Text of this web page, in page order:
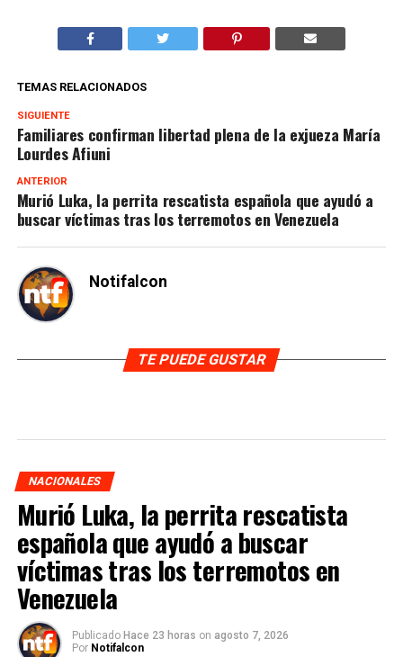
TEMAS RELACIONADOS
SIGUIENTE
Familiares confirman libertad plena de la exjueza María
Lourdes Afiuni
ANTERIOR
Murió Luka, la perrita rescatista española que ayudó a
buscar víctimas tras los terremotos en Venezuela
Notifalcon
TE PUEDE GUSTAR
NACIONALES
Murió Luka, la perrita rescatista
española que ayudó a buscar
víctimas tras los terremotos en
Venezuela
Publicado Hace 23 horas on agosto 7, 2026
Por Notifalcon